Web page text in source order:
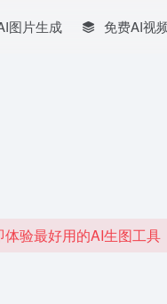
图片生成 免费AI视
体验最好用的AI生图工具